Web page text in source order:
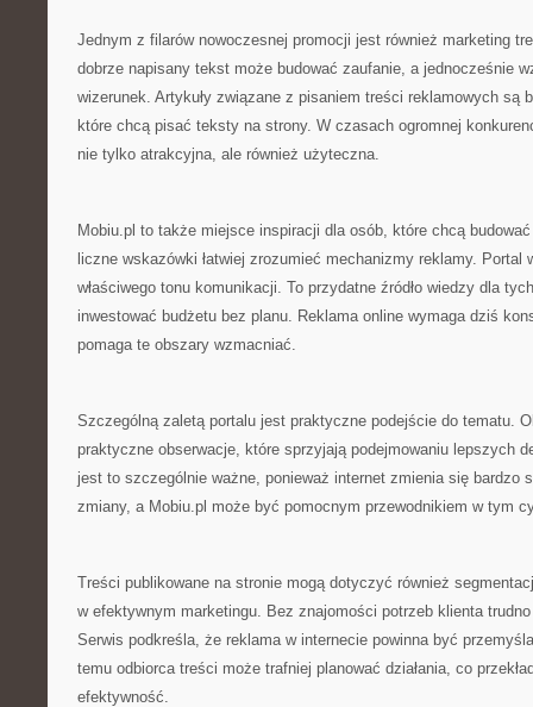
Jednym z filarów nowoczesnej promocji jest również marketing
dobrze napisany tekst może budować zaufanie, a jednocześnie
wizerunek. Artykuły związane z pisaniem treści reklamowych są
które chcą pisać teksty na strony. W czasach ogromnej
nie tylko atrakcyjna, ale również użyteczna.
Mobiu.pl to także miejsce inspiracji dla osób, które chcą
liczne wskazówki łatwiej zrozumieć mechanizmy reklamy. Portal
właściwego tonu komunikacji. To przydatne źródło wiedzy dla
inwestować budżetu bez planu. Reklama online wymaga dziś
pomaga te obszary wzmacniać.
Szczególną zaletą portalu jest praktyczne podejście do tematu.
praktyczne obserwacje, które sprzyjają podejmowaniu lepszych
jest to szczególnie ważne, ponieważ internet zmienia się bardzo
zmiany, a Mobiu.pl może być pomocnym przewodnikiem w tym
Treści publikowane na stronie mogą dotyczyć również
w efektywnym marketingu. Bez znajomości potrzeb klienta
Serwis podkreśla, że reklama w internecie powinna być
temu odbiorca treści może trafniej planować działania, co
efektywność.